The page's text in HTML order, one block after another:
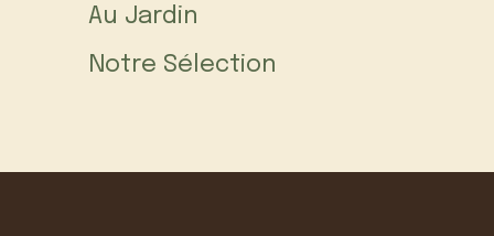
Au Jardin
Notre Sélection